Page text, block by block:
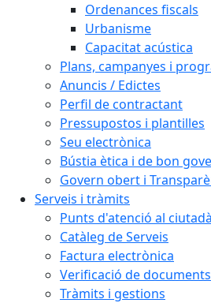
Ordenances fiscals
Urbanisme
Capacitat acústica
Plans, campanyes i
Anuncis / Edictes
Perfil de contractant
Pressupostos i plantilles
Seu electrònica
Bústia ètica i de bon
Govern obert i
Serveis i tràmits
Punts d'atenció al ciutadà
Catàleg de Serveis
Factura electrònica
Verificació de documents
Tràmits i gestions